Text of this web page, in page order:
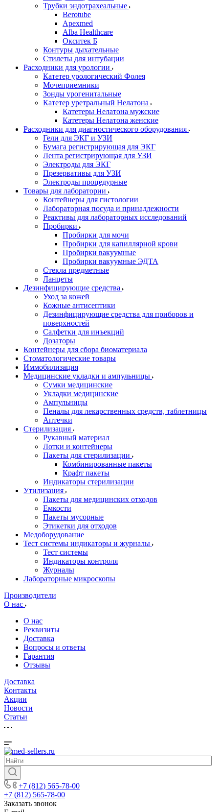
Трубки эндотрахеальные
Berotube
Apexmed
Alba Healthcare
Окситек Б
Контуры дыхательные
Стилеты для интубации
Расходники для урологии
Катетер урологический Фолея
Мочеприемники
Зонды урогенитальные
Катетер уретральный Нелатона
Катетеры Нелатона мужские
Катетеры Нелатона женские
Расходники для диагностического оборудования
Гели для ЭКГ и УЗИ
Бумага регистрирующая для ЭКГ
Лента регистрирующая для УЗИ
Электроды для ЭКГ
Презервативы для УЗИ
Электроды процедурные
Товары для лаборатории
Контейнеры для гистологии
Лабораторная посуда и принадлежности
Реактивы для лабораторных исследований
Пробирки
Пробирки для мочи
Пробирки для капиллярной крови
Пробирки вакуумные
Пробирки вакуумные ЭДТА
Стекла предметные
Ланцеты
Дезинфицирующие средства
Уход за кожей
Кожные антисептики
Дезинфицирующие средства для приборов и
поверхностей
Салфетки для инъекций
Дозаторы
Контейнеры для сбора биоматериала
Стоматологические товары
Иммобилизация
Медицинские укладки и ампульницы
Сумки медицинские
Укладки медицинские
Ампульницы
Пеналы для лекарственных средств, таблетницы
Аптечки
Стерилизация
Рукавный материал
Лотки и контейнеры
Пакеты для стерилизации
Комбинированные пакеты
Крафт пакеты
Индикаторы стерилизации
Утилизация
Пакеты для медицинских отходов
Емкости
Пакеты мусорные
Этикетки для отходов
Медоборудование
Тест системы индикаторы и журналы
Тест системы
Индикаторы контроля
Журналы
Лабораторные микроскопы
Производители
О нас
О нас
Реквизиты
Доставка
Вопросы и ответы
Гарантия
Отзывы
Доставка
Контакты
Акции
Новости
Cтатьи
+7 (812) 565-78-00
+7 (812) 565-78-00
Заказать звонок